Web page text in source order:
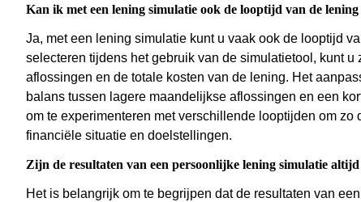
Kan ik met een lening simulatie ook de looptijd van de lening
Ja, met een lening simulatie kunt u vaak ook de looptijd
selecteren tijdens het gebruik van de simulatietool, kunt
aflossingen en de totale kosten van de lening. Het
balans tussen lagere maandelijkse aflossingen en een
om te experimenteren met verschillende looptijden om
financiële situatie en doelstellingen.
Zijn de resultaten van een persoonlijke lening simulatie
Het is belangrijk om te begrijpen dat de resultaten van